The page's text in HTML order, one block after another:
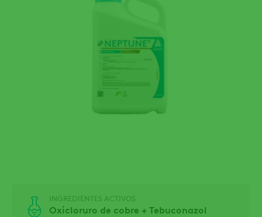
INGREDIENTES ACTIVOS
Oxicloruro de cobre + Tebuconazol